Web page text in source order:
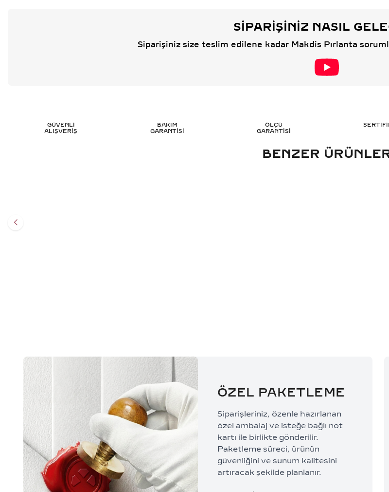
SIPARIŞINIZ NASIL
Siparişiniz size teslim edilene kadar Makdis Pırlanta
GÜVENLİ
ALIŞVERİŞ
BAKIM
GARANTİSİ
ÖLÇÜ
GARANTİSİ
BENZER
ÖZEL PAKETLEME
Siparişleriniz, özenle hazırlanan
özel ambalaj ve isteğe bağlı not
kartı ile birlikte gönderilir.
Paketleme süreci, ürünün
güvenliğini ve sunum kalitesini
artıracak şekilde planlanır.